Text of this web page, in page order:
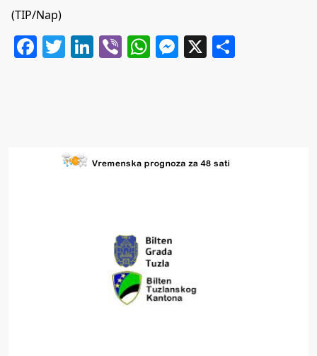
(TIP/Nap)
Facebook
Twitter
LinkedIn
ViberWhatsApp
Messenger
X